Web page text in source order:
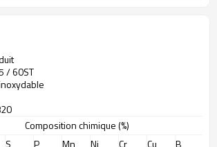
/ 60ST
Composition chimique (%)
S P Mn Ni Cr Cu
B